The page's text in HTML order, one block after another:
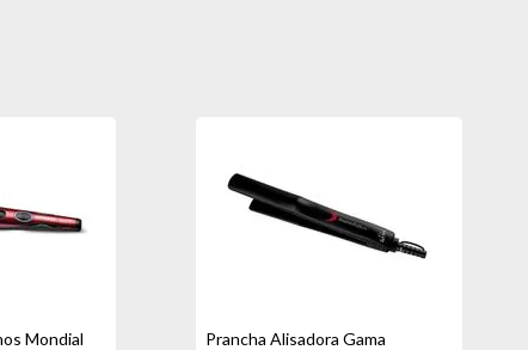
Mondial
Prancha Alisadora Gama